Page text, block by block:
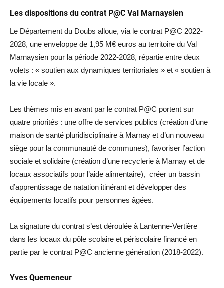
Les dispositions du contrat P@C Val Marnaysien
Le Département du Doubs alloue, via le contrat P@C 2022-
2028, une enveloppe de 1,95 M€ euros au territoire du Val
Marnaysien pour la période 2022-2028, répartie entre deux
volets : « soutien aux dynamiques territoriales » et « soutien à
la vie locale ».
Les thèmes mis en avant par le contrat P@C portent sur
quatre priorités : une offre de services publics (création d’une
maison de santé pluridisciplinaire à Marnay et d’un nouveau
siège pour la communauté de communes), favoriser l’action
sociale et solidaire (création d’une recyclerie à Marnay et de
locaux associatifs pour l’aide alimentaire), créer un bassin
d’apprentissage de natation itinérant et développer des
équipements locatifs pour personnes âgées.
La signature du contrat s’est déroulée à Lantenne-Vertière
dans les locaux du pôle scolaire et périscolaire financé en
partie par le contrat P@C ancienne génération (2018-2022).
Yves Quemeneur